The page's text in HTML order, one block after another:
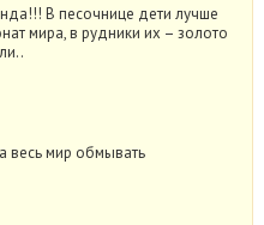
В песочнице дети лучше
мира, в рудники их – золото
весь мир обмывать